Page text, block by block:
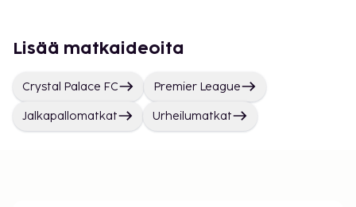
Lisää matkaideoita
Crystal Palace FC Premier League
Jalkapallomatkat Urheilumatkat